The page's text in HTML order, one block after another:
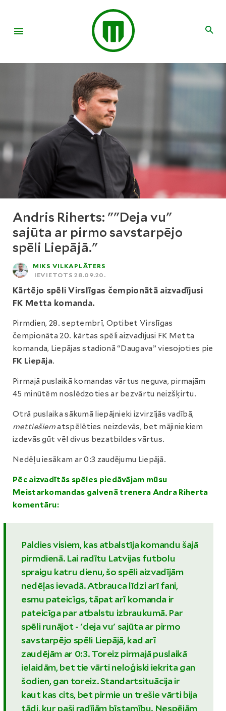
Andris Riherts: ""Deja vu"
sajūta ar pirmo savstarpējo
spēli Liepājā."
MIKS VILKAPLĀTERS
IEVIETOTS 28.09.20.
Kārtējo spēli Virslīgas čempionātā aizvadījusi
FK Metta komanda.
Pirmdien, 28. septembrī, Optibet Virslīgas
čempionāta 20. kārtas spēli aizvadījusi FK Metta
komanda, Liepājas stadionā “Daugava” viesojoties pie
FK Liepāja.
Pirmajā puslaikā komandas vārtus neguva, pirmajām
45 minūtēm noslēdzoties ar bezvārtu neizšķirtu.
Otrā puslaika sākumā liepājnieki izvirzījās vadībā,
mettiešiematspēlēties neizdevās, bet mājiniekiem
izdevās gūt vēl divus bezatbildes vārtus.
Nedēļu iesākam ar 0:3 zaudējumu Liepājā.
Pēc aizvadītās spēles piedāvājam mūsu
Meistarkomandas galvenā trenera Andra Riherta
komentāru:
Paldies visiem, kas atbalstīja komandu šajā
pirmdienā. Lai radītu Latvijas futbolu
spraigu katru dienu, šo spēli aizvadījām
nedēļas ievadā. Atbrauca līdzi arī fani,
esmu pateicīgs, tāpat arī komanda ir
pateicīga par atbalstu izbraukumā. Par
spēli runājot - 'deja vu' sajūta ar pirmo
savstarpējo spēli Liepājā, kad arī
zaudējām ar 0:3. Toreiz pirmajā puslaikā
ielaidām, bet tie vārti neloģiski iekrita gan
šodien, gan toreiz. Standartsituācija ir
kaut kas cits, bet pirmie un trešie vārti bija
tādi, kur paši radījām bīstamību. Nespējām